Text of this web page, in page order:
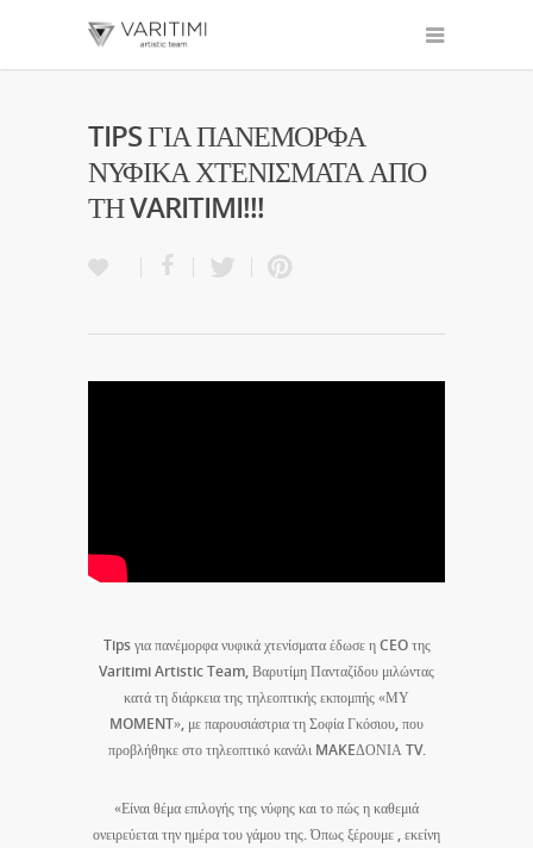
TIPS ΓΙΑ ΠΑΝΕΜΟΡΦΑ
ΝΥΦΙΚΑ ΧΤΕΝΙΣΜΑΤΑ ΑΠΟ
ΤΗ VARITIMI!!!
Tips για πανέμορφα νυφικά χτενίσματα έδωσε η CEO της
Varitimi Artistic Team, Βαρυτίμη Πανταζίδου μιλώντας
κατά τη διάρκεια της τηλεοπτικής εκπομπής «ΜΥ
MOMENT», με παρουσιάστρια τη Σοφία Γκόσιου, που
προβλήθηκε στο τηλεοπτικό κανάλι MAKEΔΟΝΙΑ TV.
«Είναι θέμα επιλογής της νύφης και το πώς η καθεμιά
ονειρεύεται την ημέρα του γάμου της. Όπως ξέρουμε , εκείνη